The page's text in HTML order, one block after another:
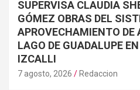
SUPERVISA CLAUDIA
GÓMEZ OBRAS DEL
APROVECHAMIENTO DE
LAGO DE GUADALUPE
IZCALLI
7 agosto, 2026 Redaccion